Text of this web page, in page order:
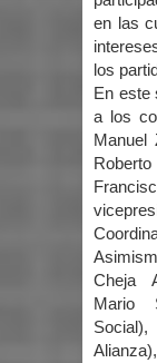
en las
los
En este
a los
Manuel
Cheja
Mario